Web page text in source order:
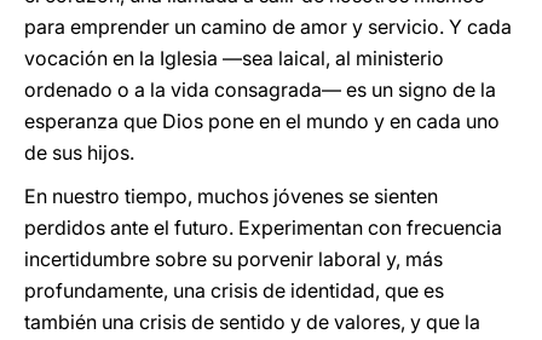
para emprender un camino de amor y servicio. Y cada
vocación en la Iglesia —sea laical, al ministerio
ordenado o a la vida consagrada— es un signo de la
esperanza que Dios pone en el mundo y en cada uno
de sus hijos.
En nuestro tiempo, muchos jóvenes se sienten
perdidos ante el futuro. Experimentan con frecuencia
incertidumbre sobre su porvenir laboral y, más
profundamente, una crisis de identidad, que es
también una crisis de sentido y de valores, y que la